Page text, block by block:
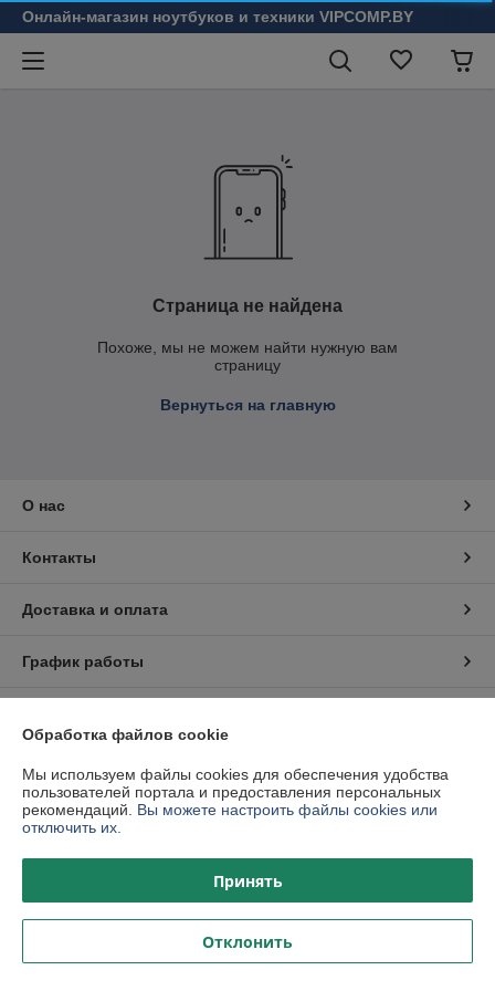
Онлайн-магазин ноутбуков и техники VIPCOMP.BY
Страница не найдена
Похоже, мы не можем найти нужную вам
страницу
Вернуться на главную
О нас
Контакты
Доставка и оплата
График работы
Политика обработки cookies
Сайт создан на платформе Deal.by
Обработка файлов cookie
Мы используем файлы cookies для обеспечения удобства
пользователей портала и предоставления персональных
рекомендаций. Вы можете настроить файлы cookies или
отключить их.
Принять
Отклонить